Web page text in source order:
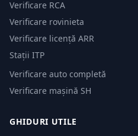
Verificare RCA
Verificare rovinieta
Verificare licență ARR
Stații ITP
Verificare auto completă
Verificare mașină SH
GHIDURI UTILE